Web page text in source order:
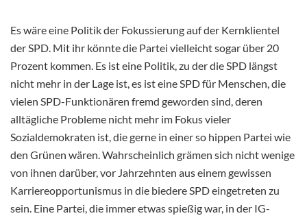
Es wäre eine Politik der Fokussierung auf der Kernklientel
der SPD. Mit ihr könnte die Partei vielleicht sogar über 20
Prozent kommen. Es ist eine Politik, zu der die SPD längst
nicht mehr in der Lage ist, es ist eine SPD für Menschen, die
vielen SPD-Funktionären fremd geworden sind, deren
alltägliche Probleme nicht mehr im Fokus vieler
Sozialdemokraten ist, die gerne in einer so hippen Partei wie
den Grünen wären. Wahrscheinlich grämen sich nicht wenige
von ihnen darüber, vor Jahrzehnten aus einem gewissen
Karriereopportunismus in die biedere SPD eingetreten zu
sein. Eine Partei, die immer etwas spießig war, in der IG-